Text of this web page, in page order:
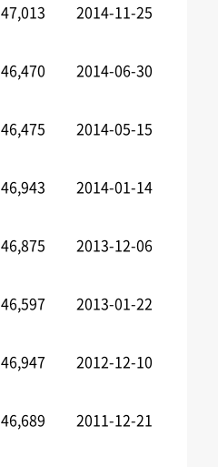
47,013 2014-11-25
46,470 2014-06-30
46,475 2014-05-15
46,943 2014-01-14
46,875 2013-12-06
46,597 2013-01-22
46,947 2012-12-10
46,689 2011-12-21